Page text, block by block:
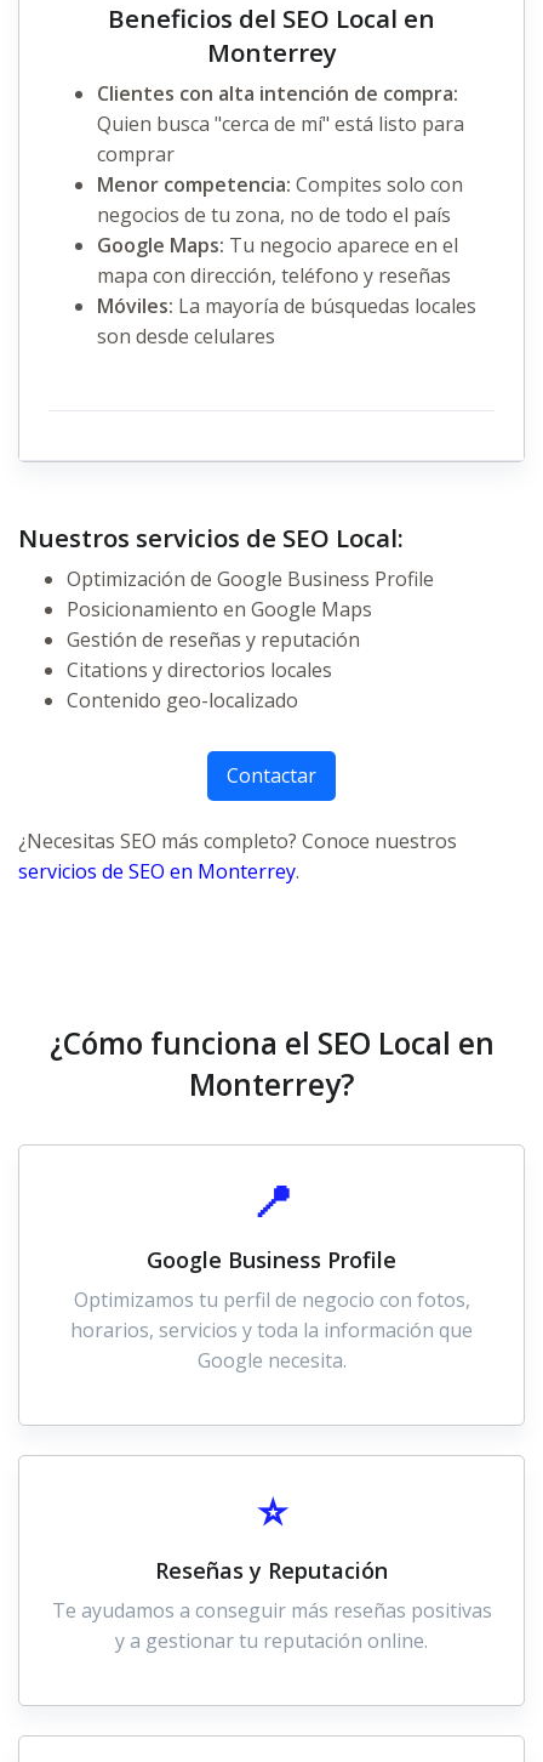
Beneficios del SEO Local en
Monterrey
Clientes con alta intención de compra:
Quien busca "cerca de mí" está listo para
comprar
Menor competencia: Compites solo con
negocios de tu zona, no de todo el país
Google Maps: Tu negocio aparece en el
mapa con dirección, teléfono y reseñas
Móviles: La mayoría de búsquedas locales
son desde celulares
Nuestros servicios de SEO Local:
Optimización de Google Business Profile
Posicionamiento en Google Maps
Gestión de reseñas y reputación
Citations y directorios locales
Contenido geo-localizado
Contactar
¿Necesitas SEO más completo? Conoce nuestros
servicios de SEO en Monterrey.
¿Cómo funciona el SEO Local en
Monterrey?
📍
Google Business Profile
Optimizamos tu perfil de negocio con fotos,
horarios, servicios y toda la información que
Google necesita.
⭐
Reseñas y Reputación
Te ayudamos a conseguir más reseñas positivas
y a gestionar tu reputación online.